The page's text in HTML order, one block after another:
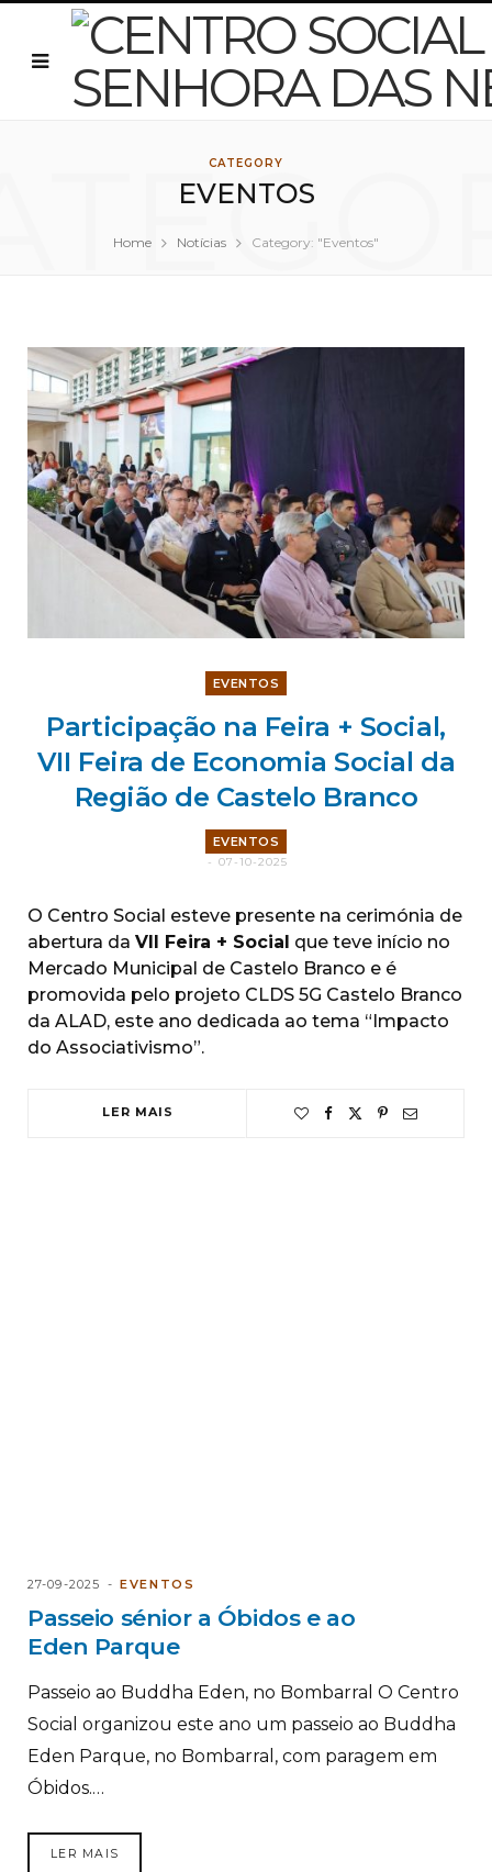
CATEGORY
EVENTOS
Home Notícias Category: "Eventos"
EVENTOS
Participação na Feira + Social,
VII Feira de Economia Social da
Região de Castelo Branco
EVENTOS
07-10-2025
O Centro Social esteve presente na cerimónia de
abertura da VII Feira + Social que teve início no
Mercado Municipal de Castelo Branco e é
promovida pelo projeto CLDS 5G Castelo Branco
da ALAD, este ano dedicada ao tema “Impacto
do Associativismo”.
LER MAIS
27-09-2025 EVENTOS
Passeio sénior a Óbidos e ao
Eden Parque
Passeio ao Buddha Eden, no Bombarral O Centro
Social organizou este ano um passeio ao Buddha
Eden Parque, no Bombarral, com paragem em
Óbidos.…
LER MAIS